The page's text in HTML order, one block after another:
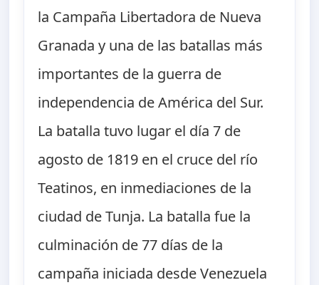
la Campaña Libertadora de Nueva
Granada y una de las batallas más
importantes de la guerra de
independencia de América del Sur.
La batalla tuvo lugar el día 7 de
agosto de 1819 en el cruce del río
Teatinos, en inmediaciones de la
ciudad de Tunja. La batalla fue la
culminación de 77 días de la
campaña iniciada desde Venezuela